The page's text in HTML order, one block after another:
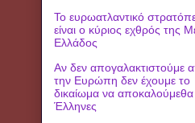
Το ευρωατλαντικό
είναι ο κύριος εχθρός της
Ελλάδος
Αν δεν απογαλακτιστούμε
την Ευρώπη δεν έχουμε το
δικαίωμα να αποκαλούμεθα
Έλληνες